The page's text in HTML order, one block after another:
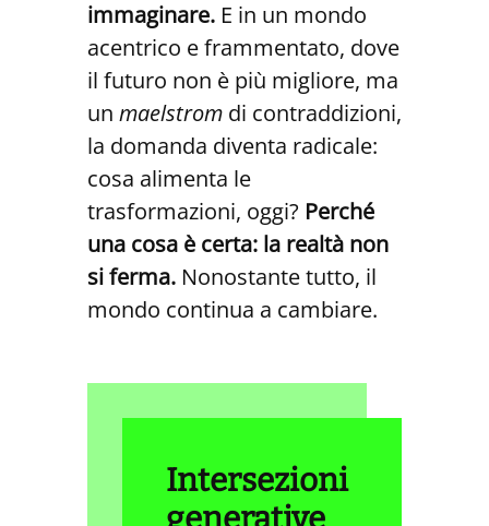
immaginare. E in un mondo
acentrico e frammentato, dove
il futuro non è più migliore, ma
un maelstrom di contraddizioni,
la domanda diventa radicale:
cosa alimenta le
trasformazioni, oggi? Perché
una cosa è certa: la realtà non
si ferma. Nonostante tutto, il
mondo continua a cambiare.
Intersezioni
generative